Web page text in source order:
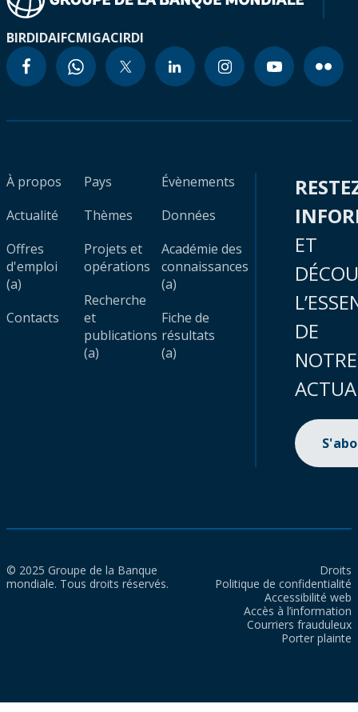
BIRDIDAIFCMIGACIRDI
À propos
Actualité
Offres
d'emploi
(a)
Contacts
Pays
Thèmes
Projets et
opérations
Recherche
et
publications
(a)
Évènements
Données
Académie des
connaissances
(a)
Fiche de
résultats
(a)
ET
DE
NOTRE
© 2025 Groupe de la Banque
mondiale. Tous droits réservés.
Droits
Politique de confidentialité
Accessibilité web
Accès à l’information
Courriers frauduleux
Porter plainte